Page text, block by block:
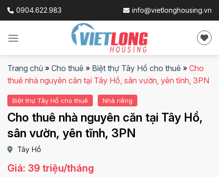
Skip
0904.622.983 info@vietlonghousing.vn
Trang chủ » Cho thuê » Biệt thự Tây Hồ cho thuê » Cho
thuê nhà nguyên căn tại Tây Hồ, sân vườn, yên tĩnh, 3PN
Biệt thự Tây Hồ cho thuê Nhà riêng
Cho thuê nhà nguyên căn tại Tây Hồ,
sân vườn, yên tĩnh, 3PN
Tây Hồ
Giá: 39 triệu/tháng